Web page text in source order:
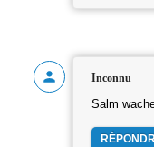
Inconnu
Salm